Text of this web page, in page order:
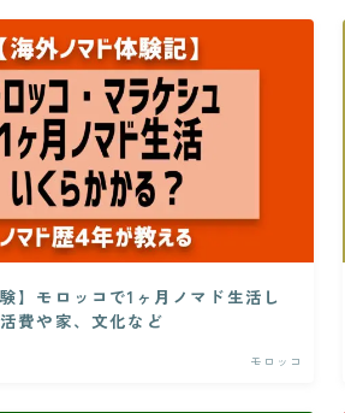
験】モロッコで1ヶ月ノマド生活し
費や家、文化など
モロッコ